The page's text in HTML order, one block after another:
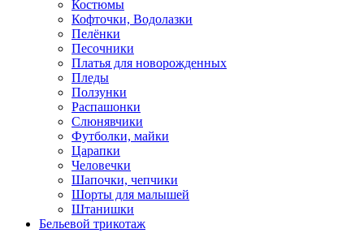
Костюмы
Кофточки, Водолазки
Пелёнки
Песочники
Платья для новорожденных
Пледы
Ползунки
Распашонки
Слюнявчики
Футболки, майки
Царапки
Человечки
Шапочки, чепчики
Шорты для малышей
Штанишки
Бельевой трикотаж